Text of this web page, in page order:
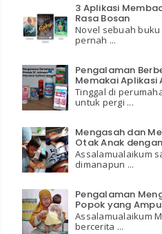
3 Aplikasi
Rasa Bosan
Novel sebuah
pernah ...
Pengalaman
Memakai
Tinggal di
untuk pergi ...
Mengasah dan
Otak Anak
Assalamualaikum
dimanapun ...
Pengalaman
Popok yang
Assalamualaikum
bercerita ...